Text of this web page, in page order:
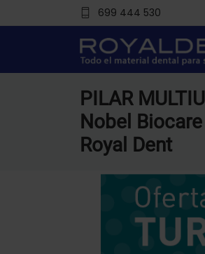
699 444 530
PILAR
Nobel
Royal Dent